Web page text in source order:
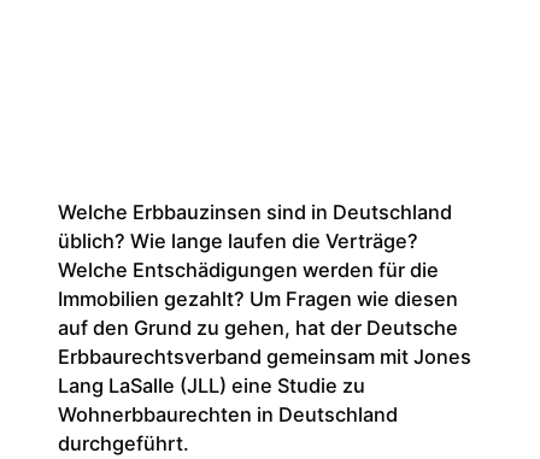
Welche Erbbauzinsen sind in Deutschland
üblich? Wie lange laufen die Verträge?
Welche Entschädigungen werden für die
Immobilien gezahlt? Um Fragen wie diesen
auf den Grund zu gehen, hat der Deutsche
Erbbaurechtsverband gemeinsam mit Jones
Lang LaSalle (JLL) eine Studie zu
Wohnerbbaurechten in Deutschland
durchgeführt.